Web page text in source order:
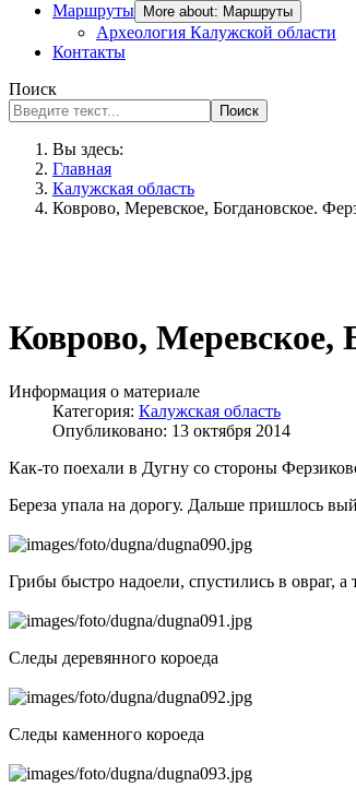
Маршруты
More about: Маршруты
Археология Калужской области
Контакты
Поиск
Поиск
Вы здесь:
Главная
Калужская область
Коврово, Меревское, Богдановское.
Коврово, Меревское,
Информация о материале
Категория: Калужская область
Опубликовано: 13 октября 2014
Как-то поехали в Дугну со стороны
Береза упала на дорогу. Дальше пришлось
Грибы быстро надоели, спустились в овраг,
Следы деревянного короеда
Следы каменного короеда